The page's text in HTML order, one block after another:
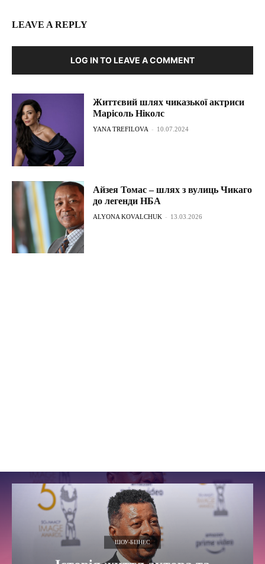
LEAVE A REPLY
LOG IN TO LEAVE A COMMENT
Життєвий шлях чиказької актриси
Марісоль Ніколс
YANA TREFILOVA - 10.07.2024
Айзея Томас – шлях з вулиць Чикаго
до легенди НБА
ALYONA KOVALCHUK - 13.03.2026